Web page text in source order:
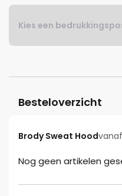
Kies een
Besteloverzicht
Brody Sweat Hood
Nog geen artikelen